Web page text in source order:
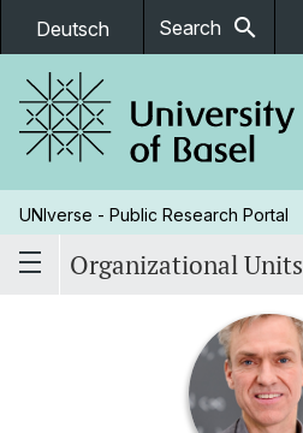
Deutsch Search search
UNIverse - Public Research Portal
Organizational Units